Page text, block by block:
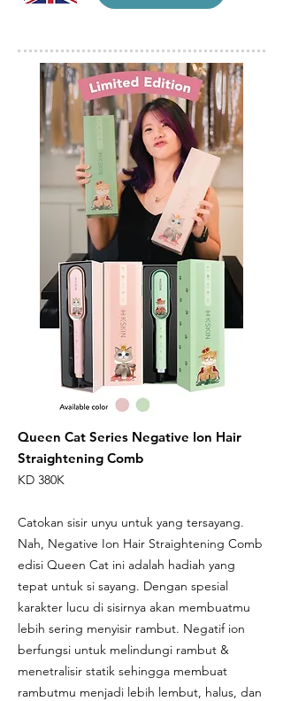
Queen Cat Series Negative Ion Hair
Straightening Comb
KD 380K
Catokan sisir unyu untuk yang tersayang.
Nah, Negative Ion Hair Straightening Comb
edisi Queen Cat ini adalah hadiah yang
tepat untuk si sayang. Dengan spesial
karakter lucu di sisirnya akan membuatmu
lebih sering menyisir rambut. Negatif ion
berfungsi untuk melindungi rambut &
menetralisir statik sehingga membuat
rambutmu menjadi lebih lembut, halus, dan